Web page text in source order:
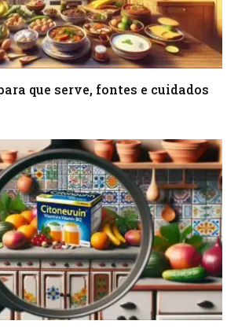
que serve, fontes e cuidados